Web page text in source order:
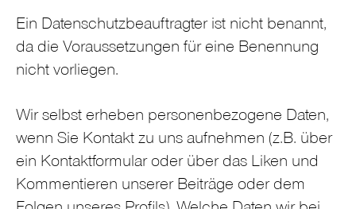
Ein Datenschutzbeauftragter ist nicht benannt,
da die Voraussetzungen für eine Benennung
nicht vorliegen.
Wir selbst erheben personenbezogene Daten,
wenn Sie Kontakt zu uns aufnehmen (z.B. über
ein Kontaktformular oder über das Liken und
Kommentieren unserer Beiträge oder dem